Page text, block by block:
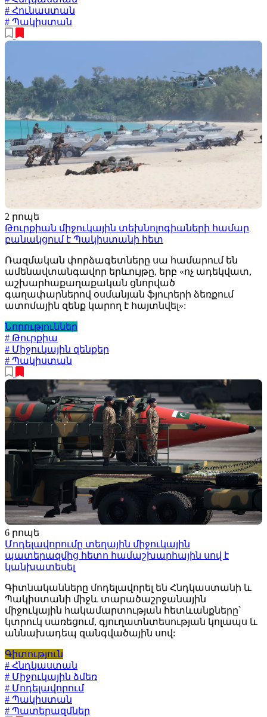
# Հունաստան
# Պակիստան
2 րոպե
Թուրքիան միջուկային տեխնոլոգիաների համար
բանակցում է Պակիստանի հետ
Ռազմական փորձագետները սա համարում են
ամենավտանգավոր երևույթը, երբ «ոչ ադեկվատ,
աշխարհաքաղաքական ցնորված
գաղափարներով օսմանյան ֆյուրերի ձեռքում
ատոմային զենք կարող է հայտնվել»:
Նորություններ
# Թուրքիա
# Միջուկային զենքեր
# Պակիստան
6 րոպե
Մոդելավորումը տեղային միջուկային
պատերազմից հետո համաշխարհային սով է
կանխատեսել
Գիտնականները մոդելավորել են Հնդկաստանի և
Պակիստանի միջև տարածաշրջանային
միջուկային հակամարտության հետևանքները՝
կտրուկ սառեցում, գյուղատնտեսության կոլապս և
աննախադեպ զանգվածային սով:
Գիտություն
# Հնդկաստան
# Միջուկային ձմեռ
# Մոդելավորում
# Պակիստան
# Պատերազմներ